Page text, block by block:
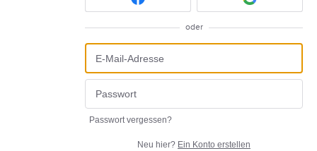
oder
Passwort vergessen?
Neu hier? Ein Konto erstellen